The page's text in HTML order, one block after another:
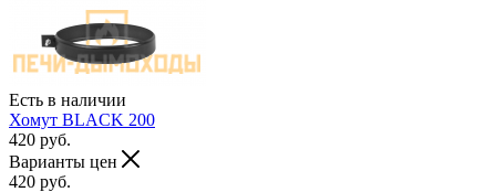
Есть в наличии
Хомут BLACK 200
420 руб.
Варианты цен
420 руб.